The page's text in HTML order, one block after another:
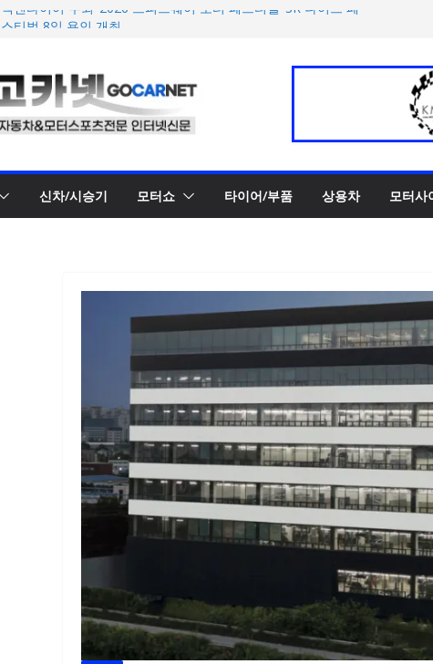
넥센타이어 주최 ‘2026 스피드웨이 모터 페스티벌’ 3R 나이트 페
인드 영상 공개
벤틀리, 첫 순수 전기 어반 럭셔리 SUV 토르칼 탑재될 ‘큐레이션
엔진’ 공개
마일레, 코너링 쏠림·하체 소음 잡는 ‘스테빌라이저 링크’ 정비 솔
신차/시승기 모터쇼 타이어/부품 상용차 모터사